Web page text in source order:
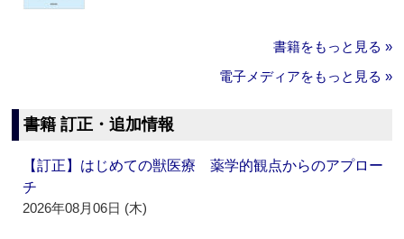
書籍をもっと見る »
電子メディアをもっと見る »
書籍 訂正・追加情報
【訂正】はじめての獣医療 薬学的観点からのアプロー
チ
2026年08月06日 (木)